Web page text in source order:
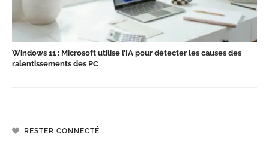
Windows 11 : Microsoft utilise l’IA pour détecter les causes des
ralentissements des PC
RESTER CONNECTÉ